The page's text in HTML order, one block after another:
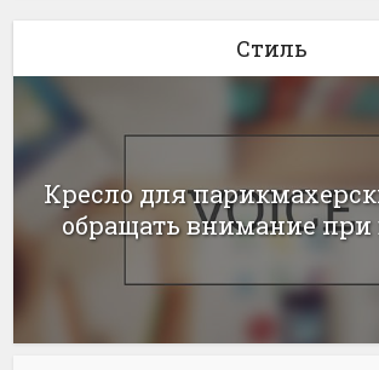
Стиль
Кресло для
обращать внимание при